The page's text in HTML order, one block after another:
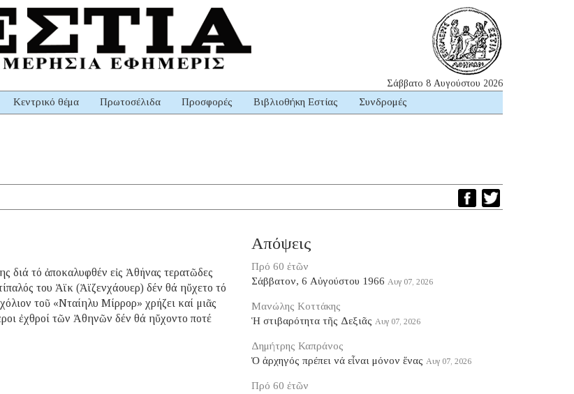
Σάββατο 8 Αυγούστου 2026
Κεντρικό θέμα Πρωτοσέλιδα Προσφορές Βιβλιοθήκη Εστίας Συνδρομές
διά τό ἀποκαλυφθέν εἰς Ἀθήνας τερατῶδες
του Ἀϊκ (Ἀϊζενχάουερ) δέν θά ηὔχετο τό
τοῦ «Νταίηλυ Μίρρορ» χρήζει καί μιᾶς
ἐχθροί τῶν Ἀθηνῶν δέν θά ηὔχοντο ποτέ
Απόψεις
Πρό 60 ἐτῶν
Σάββατον, 6 Αὐγούστου 1966 Αυγ 07, 2026
Μανώλης Κοττάκης
Ἡ στιβαρότητα τῆς Δεξιᾶς Αυγ 07, 2026
Δημήτρης Καπράνος
Ὁ ἀρχηγός πρέπει νά εἶναι μόνον ἕνας Αυγ 07, 2026
Πρό 60 ἐτῶν